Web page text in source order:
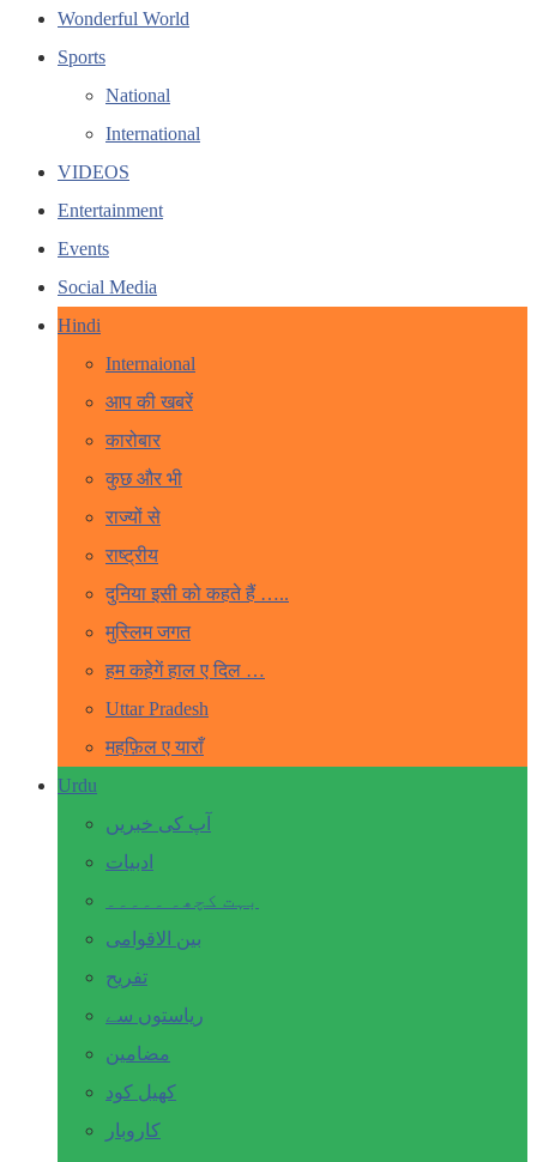
Wonderful World
Sports
National
International
VIDEOS
Entertainment
Events
Social Media
Hindi
Internaional
आप की खबरें
कारोबार
कुछ और भी
राज्यों से
राष्ट्रीय
दुनिया इसी को कहते हैं …..
मुस्लिम जगत
हम कहेगें हाल ए दिल …
Uttar Pradesh
महफ़िल ए याराँ
Urdu
آپ کی خبریں
ادبیات
بہت کچھ۔ ۔۔۔۔۔
بین الاقوامی
تفریح
ریاستوں سے
مضامین
کھیل کود
کاروبار